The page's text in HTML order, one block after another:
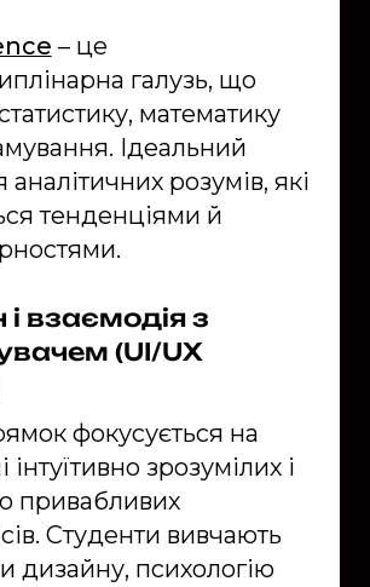
– це
галузь, що
математику
Ідеальний
аналітичних розумів, які
тенденціями й
взаємодія з
(UI/UX
фокусується на
інтуїтивно зрозумілих і
привабливих
Студенти вивчають
дизайну, психологію